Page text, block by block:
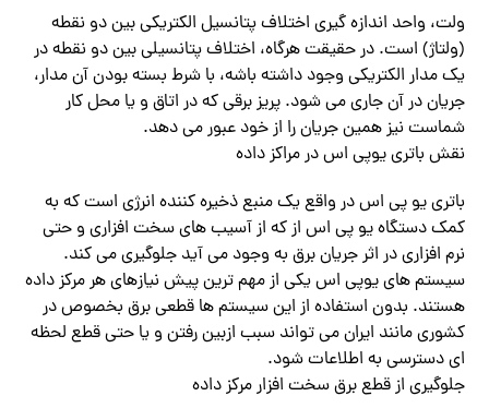
ولت، واحد اندازه گیری اختلاف پتانسیل الکتریکی بین دو نقطه
(ولتاژ) است. در حقیقت هرگاه، اختلاف پتانسیلی بین دو نقطه در
یک مدار الکتریکی وجود داشته باشه، با شرط بسته بودن آن مدار،
جریان در آن جاری می شود. پریز برقی که در اتاق و یا محل کار
شماست نیز همین جریان را از خود عبور می دهد.
نقش باتری یوپی اس در مراکز داده
باتری یو پی اس در واقع یک منبع ذخیره کننده انرژی است که به
کمک دستگاه یو پی اس از که از آسیب های سخت افزاری و حتی
نرم افزاری در اثر جریان برق به وجود می آید جلوگیری می کند.
سیستم های یوپی اس یکی از مهم ترین پیش نیازهای هر مرکز داده
هستند. بدون استفاده از این سیستم ها قطعی برق بخصوص در
کشوری مانند ایران می تواند سبب ازبین رفتن و یا حتی قطع لحظه
ای دسترسی به اطلاعات شود.
جلوگیری از قطع برق سخت افزار مرکز داده